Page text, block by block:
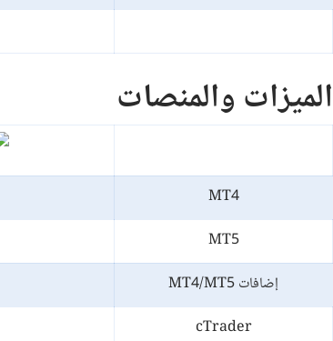
الميزات والمنصات
MT4
MT5
إضافات MT4/MT5
cTrader